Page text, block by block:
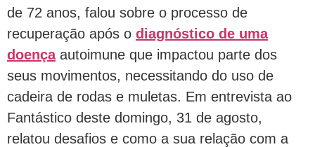
de 72 anos, falou sobre o processo de
recuperação após o diagnóstico de uma
doençaautoimune que impactou parte dos
seus movimentos, necessitando do uso de
cadeira de rodas e muletas. Em entrevista ao
Fantástico deste domingo, 31 de agosto,
relatou desafios e como a sua relação com a